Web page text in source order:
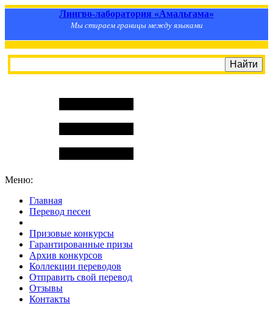
Лингво-лаборатория «Амальгама»
Мы стираем границы между языками
Меню:
Главная
Перевод песен
Призовые конкурсы
Гарантированные призы
Архив конкурсов
Коллекции переводов
Отправить свой перевод
Отзывы
Контакты